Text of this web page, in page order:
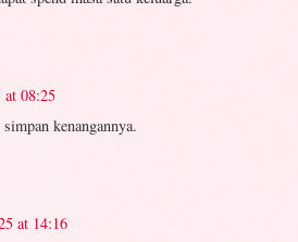
at 08:25
kenangannya.
at 14:16